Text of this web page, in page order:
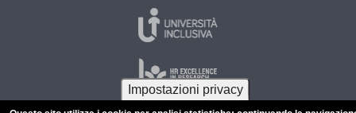
Impostazioni privacy